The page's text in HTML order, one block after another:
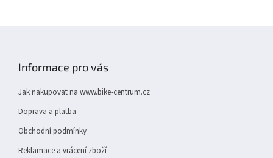
Informace pro vás
Jak nakupovat na www.bike-centrum.cz
Doprava a platba
Obchodní podmínky
Reklamace a vrácení zboží